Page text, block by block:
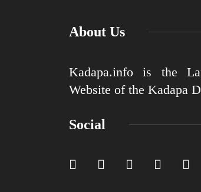
About Us
Kadapa.info is the
Website of the Kadapa
Social